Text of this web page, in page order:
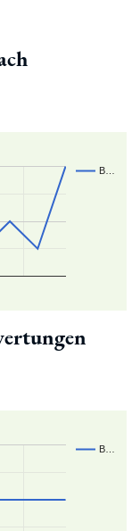
B…
B…